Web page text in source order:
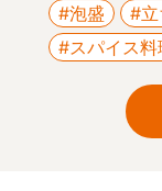
#泡盛
#立
#スパイス料